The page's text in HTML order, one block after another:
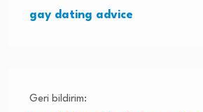
gay dating advice
Geri bildirim: